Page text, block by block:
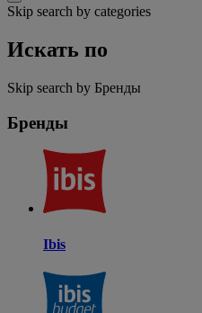
Skip search by categories
Искать по
Skip search by Бренды
Бренды
Ibis